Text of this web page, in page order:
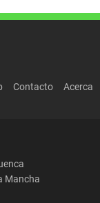
Contacto
Acerca
Mancha